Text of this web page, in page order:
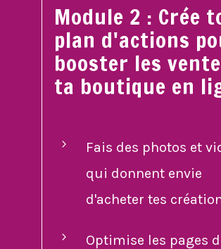
Module 2 : Crée
plan d'actions
booster les
ta boutique en
Fais des photos et
qui donnent envie
d'acheter tes
Optimise les pages